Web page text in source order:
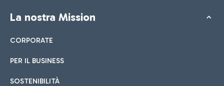
La nostra Mission
CORPORATE
PER IL BUSINESS
SOSTENIBILITÀ